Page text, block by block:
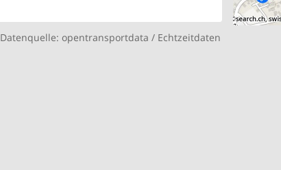
Datenquelle: opentransportdata / Echtzeitdaten